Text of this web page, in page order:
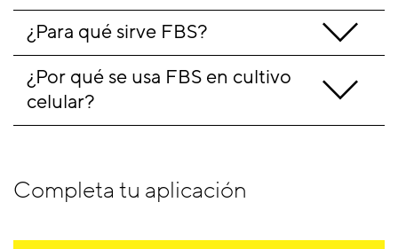
¿Para qué sirve FBS?
¿Por qué se usa FBS en cultivo
celular?
Completa tu aplicación